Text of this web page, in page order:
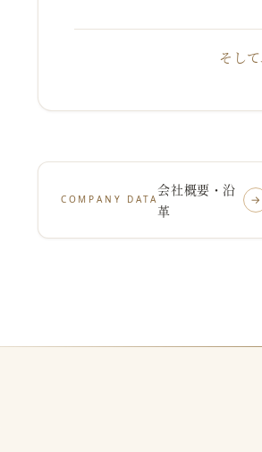
そし
COMPANY DATA
会社概要・沿
革
→